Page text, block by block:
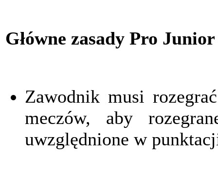
Główne zasady Pro
Zawodnik musi
meczów, aby
uwzględnione w